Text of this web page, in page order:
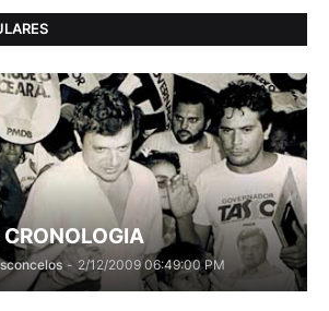
- 2/12/2009 06:49:00 PM